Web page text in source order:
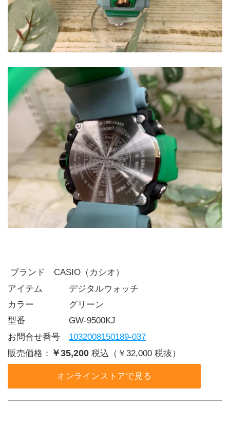
ブランド CASIO（カシオ）
アイテム   デジタルウォッチ
カラー    グリーン
型番     GW-9500KJ
お問合せ番号 1032008150189-037
販売価格： ￥35,200 税込（￥32,000 税抜）
オンラインストアで見る